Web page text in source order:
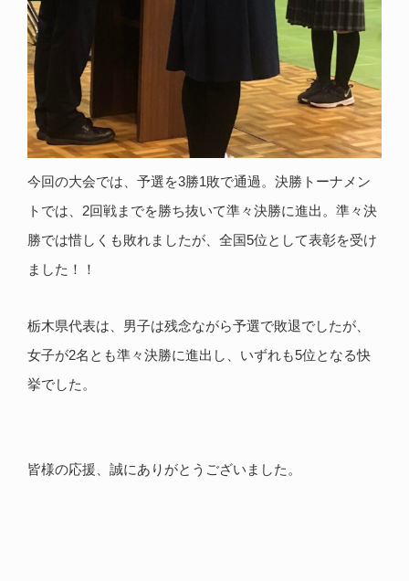
今回の大会では、予選を3勝1敗で通過。決勝トーナメン
トでは、2回戦までを勝ち抜いて準々決勝に進出。準々決
勝では惜しくも敗れましたが、全国5位として表彰を受け
ました！！
栃木県代表は、男子は残念ながら予選で敗退でしたが、
女子が2名とも準々決勝に進出し、いずれも5位となる快
挙でした。
皆様の応援、誠にありがとうございました。